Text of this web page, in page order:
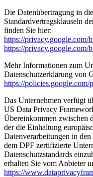
Die Datenübertragung in
Standardvertragsklauseln
finden Sie hier:
https://privacy.google.com/
https://privacy.google.com/
Mehr Informationen zum
Datenschutzerklärung von
https://policies.google.com/
Das Unternehmen verfügt
US Data Privacy
Übereinkommen zwischen
der die Einhaltung
Datenverarbeitungen in
dem DPF zertifizierte
Datenschutzstandards
erhalten Sie vom Anbieter
https://